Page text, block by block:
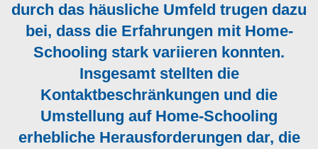
durch das häusliche Umfeld trugen dazu
bei, dass die Erfahrungen mit Home-
Schooling stark variieren konnten.
Insgesamt stellten die
Kontaktbeschränkungen und die
Umstellung auf Home-Schooling
erhebliche Herausforderungen dar, die